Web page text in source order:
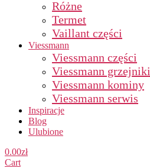
Różne
Termet
Vaillant części
Viessmann
Viessmann części
Viessmann grzejniki
Viessmann kominy
Viessmann serwis
Inspiracje
Blog
Ulubione
0.00zł
Cart